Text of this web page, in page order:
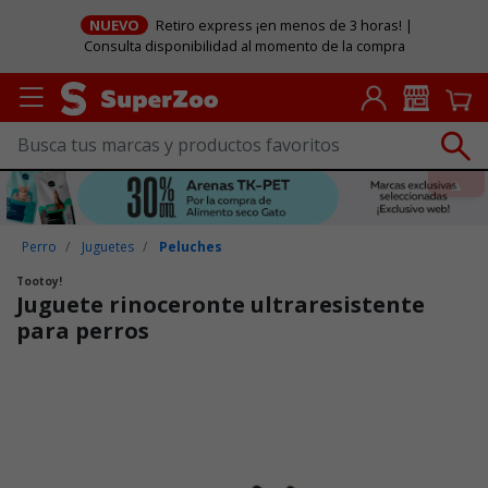
NUEVO
Retiro express ¡en menos de 3 horas! |
Consulta disponibilidad al momento de la compra
Perro Juguetes Peluches
Tootoy!
Juguete rinoceronte ultraresistente
para perros